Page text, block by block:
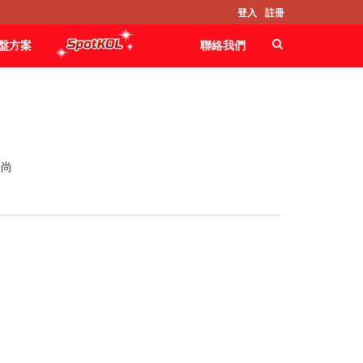
登入 註冊
方案 聯絡我們